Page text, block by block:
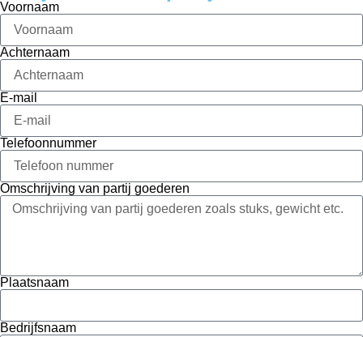
Voornaam
Achternaam
E-mail
Telefoonnummer
Omschrijving van partij goederen
Plaatsnaam
Bedrijfsnaam